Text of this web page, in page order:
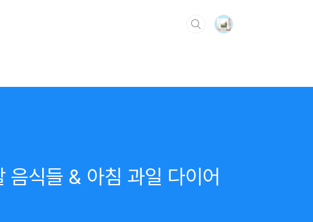
식들 & 아침 과일 다이어